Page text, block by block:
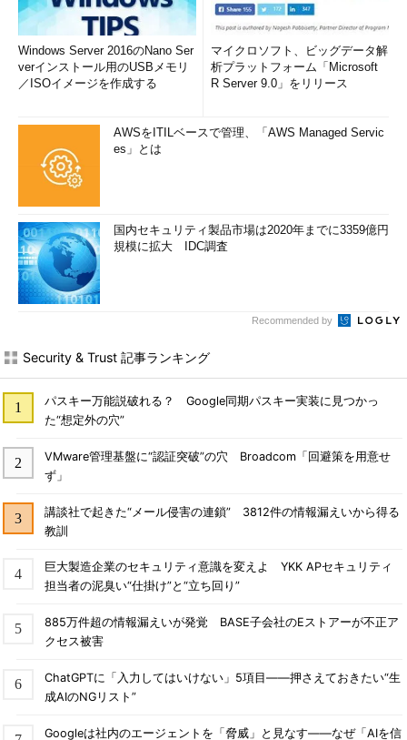
Windows Server 2016のNano Ser
verインストール用のUSBメモリ
／ISOイメージを作成する
マイクロソフト、ビッグデータ解
析プラットフォーム「Microsoft
R Server 9.0」をリリース
AWSをITILベースで管理、「AWS Managed Servic
es」とは
国内セキュリティ製品市場は2020年までに3359億円
規模に拡大 IDC調査
Recommended by
Security & Trust 記事ランキング
パスキー万能説破れる？ Google同期パスキー実装に見つかっ
た“想定外の穴”
VMware管理基盤に“認証突破”の穴 Broadcom「回避策を用意せ
ず」
講談社で起きた“メール侵害の連鎖” 3812件の情報漏えいから得る
教訓
巨大製造企業のセキュリティ意識を変えよ YKK APセキュリティ
担当者の泥臭い“仕掛け”と“立ち回り”
885万件超の情報漏えいが発覚 BASE子会社のEストアーが不正ア
クセス被害
ChatGPTに「入力してはいけない」5項目――押さえておきたい“生
成AIのNGリスト”
Googleは社内のエージェントを「脅威」と見なす――なぜ「AIを信